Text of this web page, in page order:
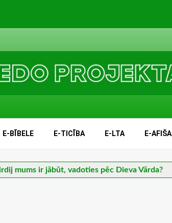
E-BĪBELE E-TICĪBA E-LTA E-AFIŠA
mums ir jābūt, vadoties pēc Dieva Vārda?